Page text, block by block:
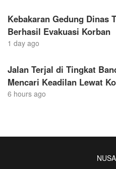
Kebakaran Gedung Dinas
Berhasil Evakuasi Korban
1 day ago
Jalan Terjal di Tingkat
Mencari Keadilan Lewat
6 hours ago